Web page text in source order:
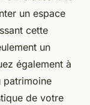
un espace
cette
un
également à
patrimoine
de votre